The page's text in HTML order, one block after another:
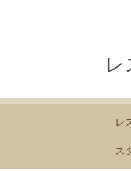
レ
ス